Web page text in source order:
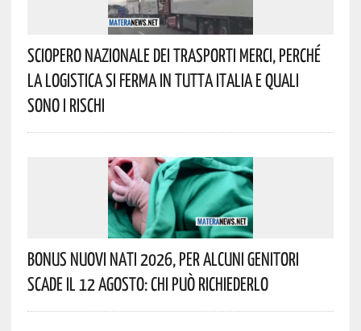
Sciopero Nazionale Dei Trasporti Merci, Perché
La Logistica Si Ferma In Tutta Italia E Quali
Sono I Rischi
Bonus Nuovi Nati 2026, Per Alcuni Genitori
Scade Il 12 Agosto: Chi Può Richiederlo